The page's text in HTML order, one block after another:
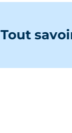
Tout